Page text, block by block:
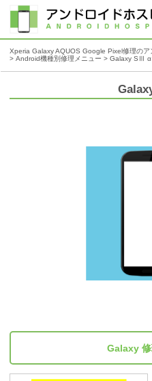
Xperia Galaxy AQUOS Google Pixel修理のア
> Android機種別修理メニュー > Galaxy SⅢ α
Galaxy